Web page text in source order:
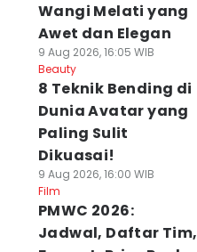
Wangi Melati yang
Awet dan Elegan
9 Aug 2026, 16:05 WIB
Beauty
8 Teknik Bending di
Dunia Avatar yang
Paling Sulit
Dikuasai!
9 Aug 2026, 16:00 WIB
Film
PMWC 2026:
Jadwal, Daftar Tim,